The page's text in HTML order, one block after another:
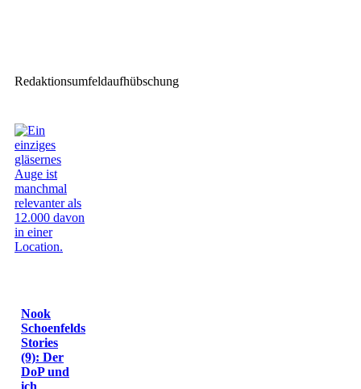
Redaktionsumfeldaufhübschung
Nook
Schoenfelds
Stories
(9): Der
DoP und